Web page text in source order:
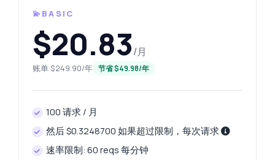
💫BASIC
$20.83/月
账单 $249.90/年 节省 $49.98/年
100 请求 / 月
然后 $0.3248700 如果超过限制，每次请求
速率限制: 60 reqs 每分钟